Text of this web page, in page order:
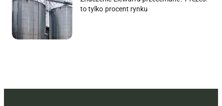
to tylko procent rynku